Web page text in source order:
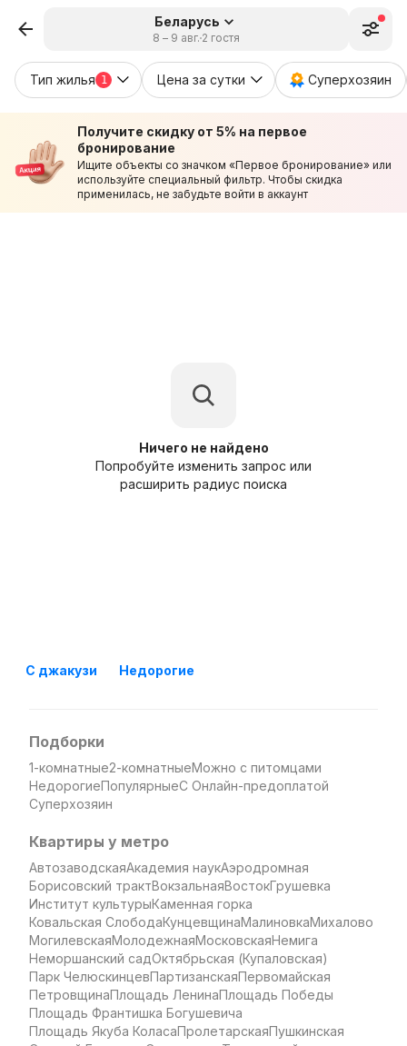
Беларусь
8 – 9 авг. 2 гостя
Тип жилья 1 Цена за сутки Суперхозяин
Получите скидку от 5% на первое
бронирование
Ищите объекты со значком «Первое бронирование» или
используйте специальный фильтр. Чтобы скидка
применилась, не забудьте войти в аккаунт
Ничего не найдено
Попробуйте изменить запрос или
расширить радиус поиска
С джакузи Недорогие
Подборки
1-комнатные2-комнатныеМожно с питомцами
НедорогиеПопулярныеС Онлайн-предоплатой
Суперхозяин
Квартиры у метро
АвтозаводскаяАкадемия наукАэродромная
Борисовский трактВокзальнаяВостокГрушевка
Институт культурыКаменная горка
Ковальская СлободаКунцевщинаМалиновкаМихалово
МогилевскаяМолодежнаяМосковскаяНемига
Неморшанский садОктябрьская (Купаловская)
Парк ЧелюскинцевПартизанскаяПервомайская
ПетровщинаПлощадь ЛенинаПлощадь Победы
Площадь Франтишка Богушевича
Площадь Якуба КоласаПролетарскаяПушкинская